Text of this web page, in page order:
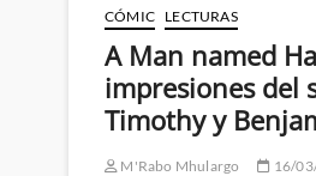
CÓMIC LECTURAS
A Man named
impresiones del
Timothy y
M'Rabo Mhulargo 16/